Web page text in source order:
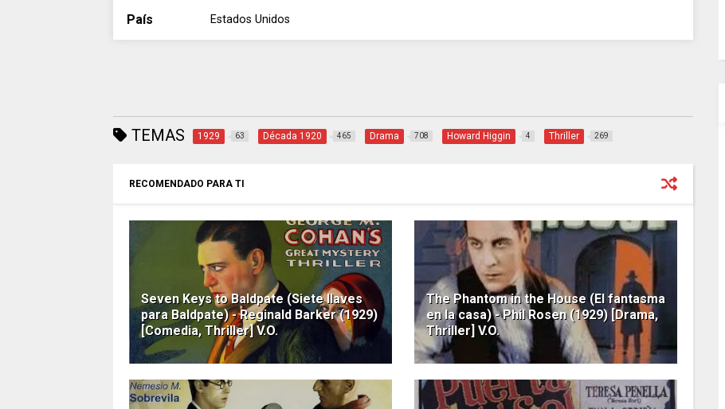
País Estados Unidos
TEMAS 1929 63 Década 1920 465 Drama 708 Howard Higgin 4 Thriller 269
RECOMENDADO PARA TI
Seven Keys to Baldpate (Siete llaves
para Baldpate) - Reginald Barker (1929)
[Comedia, Thriller] V.O.
The Phantom in the House (El fantasma
en la casa) - Phil Rosen (1929) [Drama,
Thriller] V.O.